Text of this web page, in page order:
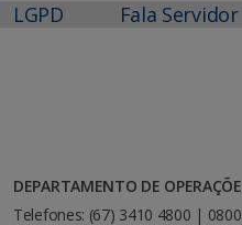
LGPD Fala Servidor
DEPARTAMENTO DE
Telefones: (67) 3410 4800 |